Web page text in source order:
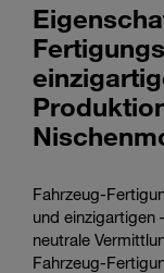
Fahrzeug-
und einzigartigen
neutrale
Fahrzeug-